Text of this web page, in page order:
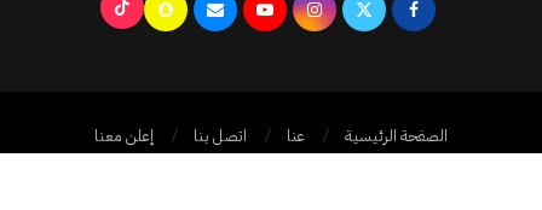
الصفحة الرئيسية عنا اتصل بنا إعلن معنا